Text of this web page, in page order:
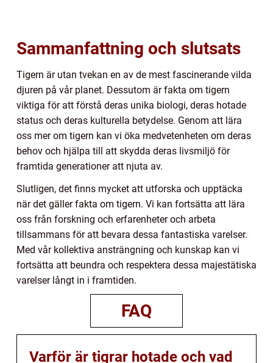
Sammanfattning och slutsats
Tigern är utan tvekan en av de mest fascinerande vilda
djuren på vår planet. Dessutom är fakta om tigern
viktiga för att förstå deras unika biologi, deras hotade
status och deras kulturella betydelse. Genom att lära
oss mer om tigern kan vi öka medvetenheten om deras
behov och hjälpa till att skydda deras livsmiljö för
framtida generationer att njuta av.
Slutligen, det finns mycket att utforska och upptäcka
när det gäller fakta om tigern. Vi kan fortsätta att lära
oss från forskning och erfarenheter och arbeta
tillsammans för att bevara dessa fantastiska varelser.
Med vår kollektiva ansträngning och kunskap kan vi
fortsätta att beundra och respektera dessa majestätiska
varelser långt in i framtiden.
FAQ
Varför är tigrar hotade och vad